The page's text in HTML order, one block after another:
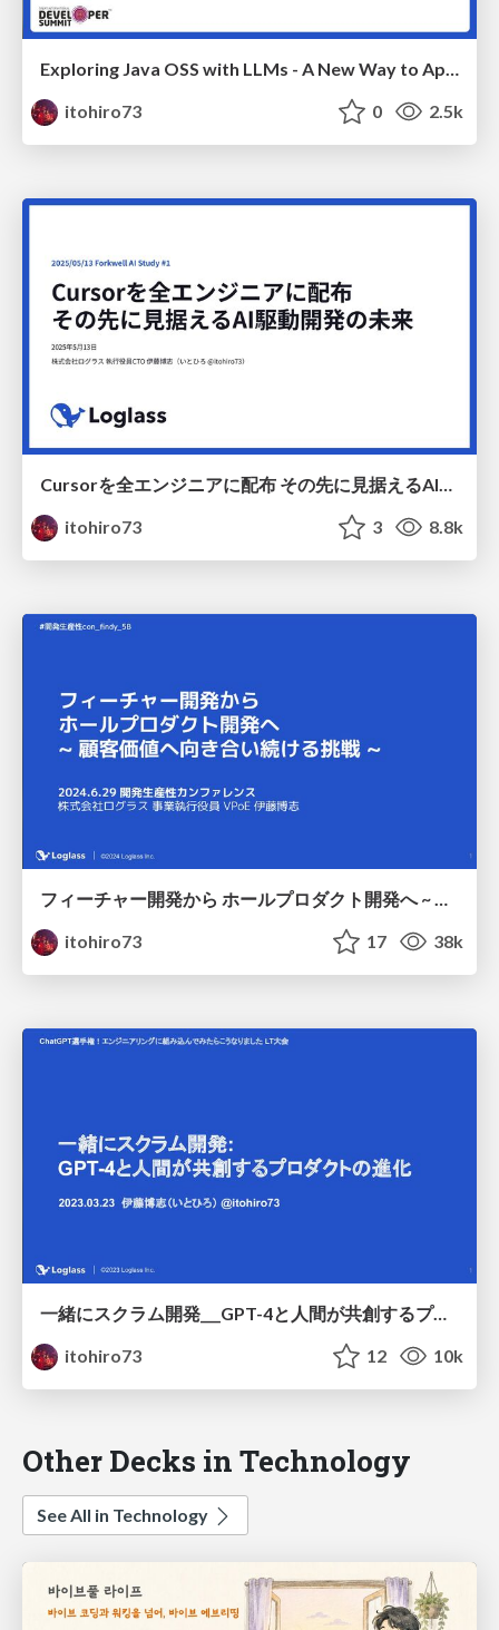
Exploring Java OSS with LLMs - A New Way to Approach Open-Source Code Reading
itohiro73
0 2.5k
itohiro73
3 8.8k
フィーチャー開発から ホールプロダクト開発へ ~ 顧客価値へ向き合い続ける挑戦 ~ @itohiro73 #開発生産性con_findy
itohiro73
17 38k
一緒にスクラム開発___GPT-4と人間が共創するプロダクトの進化.pdf
itohiro73
12 10k
Other Decks in Technology
See All in Technology